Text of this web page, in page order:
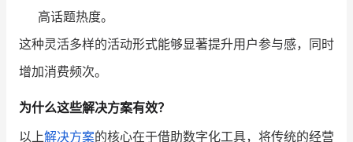
高话题热度。
这种灵活多样的活动形式能够显著提升用户参与感，同时
增加消费频次。
为什么这些解决方案有效？
以上解决方案的核心在于借助数字化工具，将传统的经营